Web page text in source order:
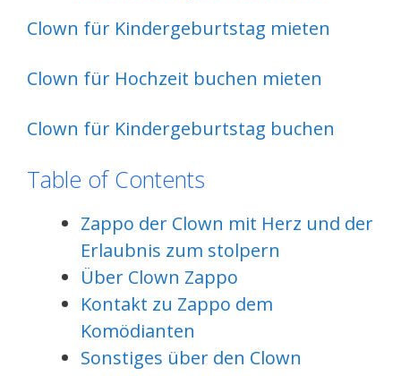
Clown für Kindergeburtstag mieten
Clown für Hochzeit buchen mieten
Clown für Kindergeburtstag buchen
Table of Contents
Zappo der Clown mit Herz und der
Erlaubnis zum stolpern
Über Clown Zappo
Kontakt zu Zappo dem
Komödianten
Sonstiges über den Clown